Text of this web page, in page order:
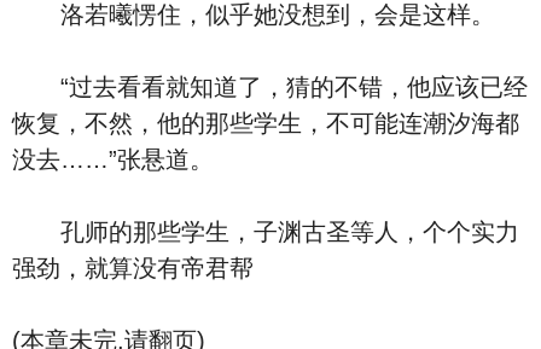
洛若曦愣住，似乎她没想到，会是这样。
“过去看看就知道了，猜的不错，他应该已经
恢复，不然，他的那些学生，不可能连潮汐海都
没去……”张悬道。
孔师的那些学生，子渊古圣等人，个个实力
强劲，就算没有帝君帮
(本章未完,请翻页)